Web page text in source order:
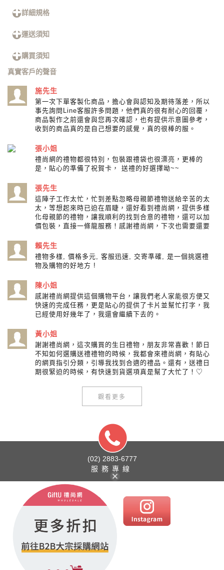
詳細規格
運送須知
購買須知
真實客戶的聲音
施先生
第一次下單客製化商品，擔心會與認知及期待落差，所以
事先詢問Line客服許多問題，他們真的很有耐心的回覆，
商品製作之前還會與您再次確認，也有提供示意圖參考，
收到的商品真的是自己想要的感覺，真的很棒的服。
張小姐
禮尚網的禮物都很特別，包裝跟禮袋也很漂亮，更棒的
是，貼心的準備了祝賀卡， 送禮的好選擇呦~~
張先生
這陣子工作太忙，忙到差點忽略母親節禮物送給辛苦的太
太，等想起來時已迫在眉睫，還好看到禮尚網，提供多樣
化母親節的禮物，讓我順利的找到合意的禮物，還可以加
價包裝，直接一條龍服務！感謝禮尚網，下次也需要還要
賴先生
禮物多樣, 價格多元, 客服迅速, 交寄準確, 是一個挑選禮
物及購物的好地方 !
陳小姐
感謝禮尚網提供這個購物平台，讓我們老人家能很方便又
快速的完成任務，更是貼心的提供了卡片並幫忙打字，我
已經使用好幾年了，我還會繼續下去的。
黃小姐
謝謝禮尚網，這次購買的生日禮物，朋友非常喜歡！節日
不知如何選購送禮禮物的時候，我都會來禮尚網，有貼心
的網頁指引分類，引導我找到合適的禮品。還有，送禮日
期很緊迫的時候，有快速到貨選項真是幫了大忙了！♡
觀看更多
(02) 2883-6777
服務專線